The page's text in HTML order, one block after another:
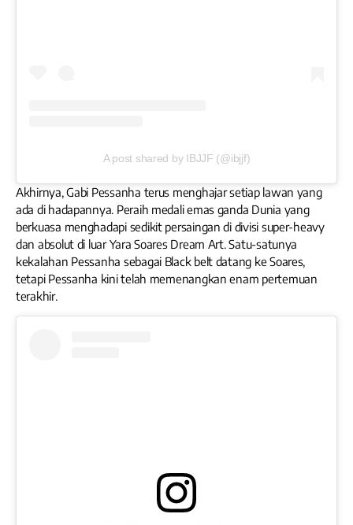
A post shared by IBJJF (@ibjjf)
Akhirnya, Gabi Pessanha terus menghajar setiap lawan yang
ada di hadapannya. Peraih medali emas ganda Dunia yang
berkuasa menghadapi sedikit persaingan di divisi super-heavy
dan absolut di luar Yara Soares Dream Art. Satu-satunya
kekalahan Pessanha sebagai Black belt datang ke Soares,
tetapi Pessanha kini telah memenangkan enam pertemuan
terakhir.